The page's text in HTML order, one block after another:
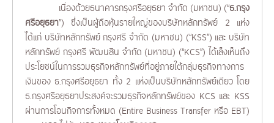
เนื่องด้วยธนาคารกรุงศรีอยุธยา จำกัด (มหาชน) (“ธ.กรุง
ศรีอยุธยา”) ซึ่งเป็นผู้ถือหุ้นรายใหญ่ของบริษัทหลักทรัพย์ 2 แห่ง
ได้แก่ บริษัทหลักทรัพย์ กรุงศรี จำกัด (มหาชน) (“KSS”) และ บริษัท
หลักทรัพย์ กรุงศรี พัฒนสิน จำกัด (มหาชน) (“KCS”) ได้เล็งเห็นถึง
ประโยชน์ในการรวมธุรกิจหลักทรัพย์ที่อยู่ภายใต้กลุ่มธุรกิจทางการ
เงินของ ธ.กรุงศรีอยุธยา ทั้ง 2 แห่งเป็นบริษัทหลักทรัพย์เดียว โดย
ธ.กรุงศรีอยุธยาประสงค์จะรวมธุรกิจหลักทรัพย์ของ KCS และ KSS
ผ่านการโอนกิจการทั้งหมด (Entire Business Transfer หรือ EBT)